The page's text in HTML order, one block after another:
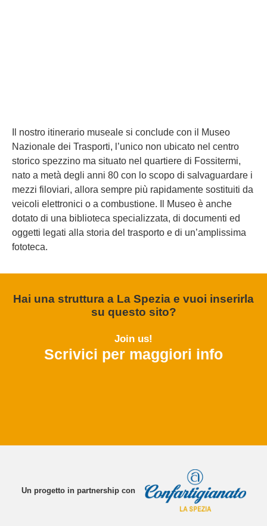
Il nostro itinerario museale si conclude con il Museo
Nazionale dei Trasporti, l’unico non ubicato nel centro
storico spezzino ma situato nel quartiere di Fossitermi,
nato a metà degli anni 80 con lo scopo di salvaguardare i
mezzi filoviari, allora sempre più rapidamente sostituiti da
veicoli elettronici o a combustione. Il Museo è anche
dotato di una biblioteca specializzata, di documenti ed
oggetti legati alla storia del trasporto e di un’amplissima
fototeca.
Hai una struttura a La Spezia e vuoi inserirla
su questo sito?
Join us!
Scrivici per maggiori info
Un progetto in partnership con